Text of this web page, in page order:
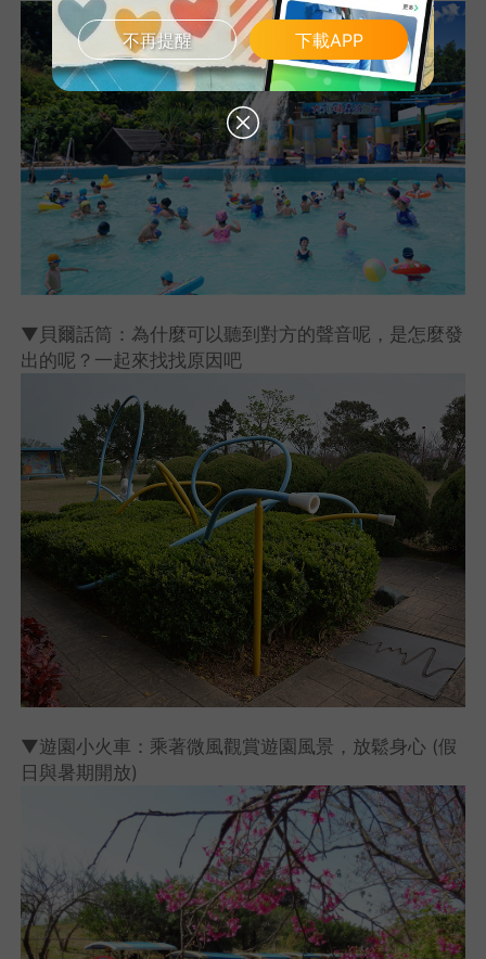
▼貝爾話筒：為什麼可以聽到對方的聲音呢，是怎麼發
出的呢？一起來找找原因吧
▼遊園小火車：乘著微風觀賞遊園風景，放鬆身心 (假
日與暑期開放)
不再提醒 下載APP